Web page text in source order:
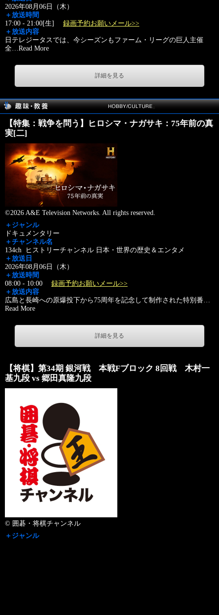
2026年08月06日（木）
＋放送時間
17:00 - 21:00[生] 録画予約お願いメール>>
＋放送内容
日テレジータスでは、今シーズンもファーム・リーグの巨人主催
全…Read More
詳細を見る
【特集：戦争を問う】ヒロシマ・ナガサキ：75年前の真
実[二]
©2026 A&E Television Networks. All rights reserved.
＋ジャンル
ドキュメンタリー
＋チャンネル名
134ch ヒストリーチャンネル 日本・世界の歴史＆エンタメ
＋放送日
2026年08月06日（木）
＋放送時間
08:00 - 10:00 録画予約お願いメール>>
＋放送内容
広島と長崎への原爆投下から75周年を記念して制作された特別番…
Read More
詳細を見る
【将棋】第34期 銀河戦 本戦Fブロック 8回戦 木村一
基九段 vs 郷田真隆九段
© 囲碁・将棋チャンネル
＋ジャンル